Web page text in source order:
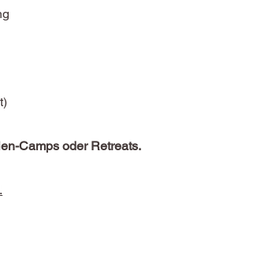
Camps oder Retreats.